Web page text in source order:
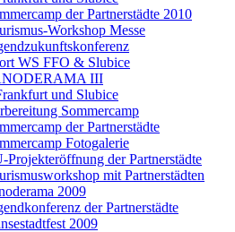
der Partnerstädte 2010
Workshop Messe
WS FFO & Slubice
III
und Slubice
Sommercamp
der Partnerstädte
Fotogalerie
Projekteröffnung der Partnerstädte
mit Partnerstädten
2009
der Partnerstädte
2009